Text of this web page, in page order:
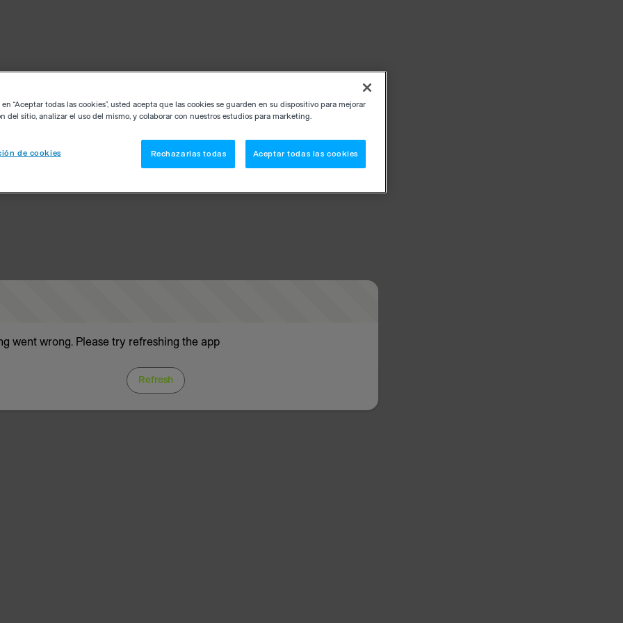
went wrong. Please try refreshing the app
Refresh
“Aceptar todas las cookies”, usted acepta que las cookies se guarden en su dispositivo para mejorar
del sitio, analizar el uso del mismo, y colaborar con nuestros estudios para marketing.
de cookies Rechazarlas todas Aceptar todas las cookies